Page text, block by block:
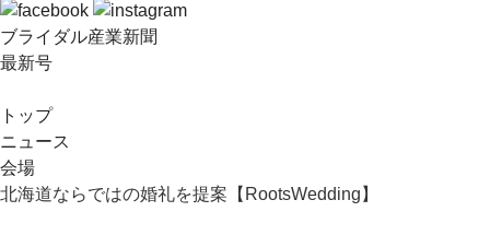
ブライダル産業新聞
最新号
トップ
ニュース
会場
北海道ならではの婚礼を提案【RootsWedding】